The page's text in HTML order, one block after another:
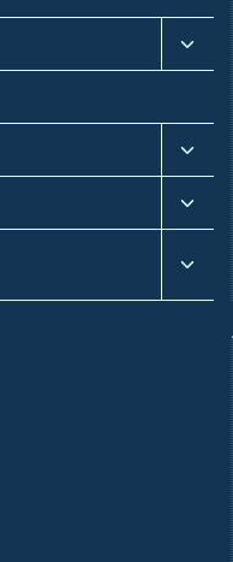
child
child
menu
child
menu